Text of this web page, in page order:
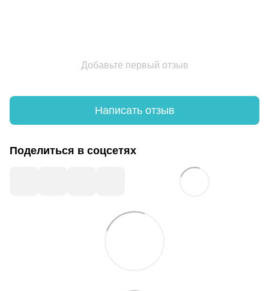
Добавьте первый отзыв
Написать отзыв
Поделиться в соцсетях